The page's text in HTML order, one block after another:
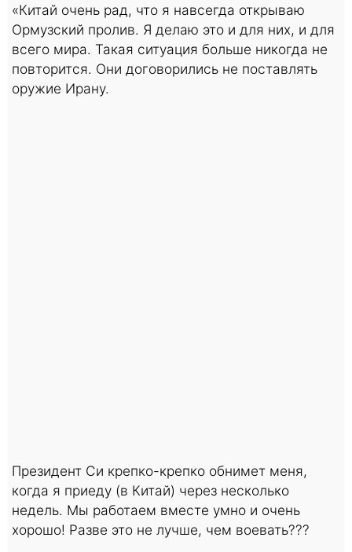
«Китай очень рад, что я навсегда открываю
Ормузский пролив. Я делаю это и для них, и для
всего мира. Такая ситуация больше никогда не
повторится. Они договорились не поставлять
оружие Ирану.
Президент Си крепко-крепко обнимет меня,
когда я приеду (в Китай) через несколько
недель. Мы работаем вместе умно и очень
хорошо! Разве это не лучше, чем воевать???